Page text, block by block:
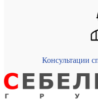
Консультации